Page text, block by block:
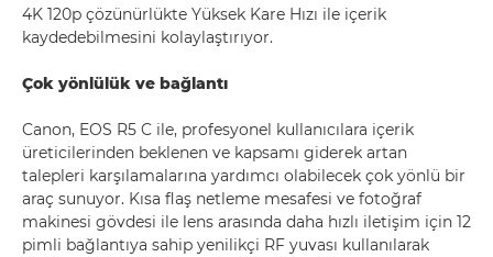
4K 120p çözünürlükte Yüksek Kare Hızı ile içerik
kaydedebilmesini kolaylaştırıyor.
Çok yönlülük ve bağlantı
Canon, EOS R5 C ile, profesyonel kullanıcılara içerik
üreticilerinden beklenen ve kapsamı giderek artan
talepleri karşılamalarına yardımcı olabilecek çok yönlü bir
araç sunuyor. Kısa flaş netleme mesafesi ve fotoğraf
makinesi gövdesi ile lens arasında daha hızlı iletişim için 12
pimli bağlantıya sahip yenilikçi RF yuvası kullanılarak